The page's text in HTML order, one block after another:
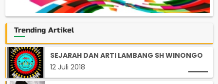
Trending Artikel
SEJARAH DAN ARTI LAMBANG SH WINONGO
12 Juli 2018